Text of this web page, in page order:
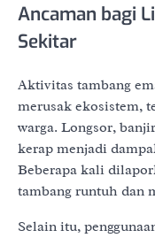
Ancaman bagi
Sekitar
Aktivitas tambang
merusak ekosistem,
warga. Longsor,
kerap menjadi
Beberapa kali
tambang runtuh dan
Selain itu,